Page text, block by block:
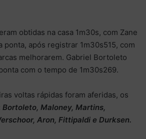
obtidas na casa 1m30s, com Zane
ponta, após registrar 1m30s515, com
melhorarem. Gabriel Bortoleto
com o tempo de 1m30s269.
voltas rápidas foram aferidas, os
Bortoleto, Maloney, Martins,
Aron, Fittipaldi e Durksen.